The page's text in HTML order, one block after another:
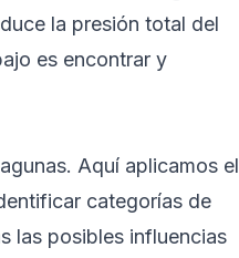
la presión total del
es encontrar y
Aquí aplicamos el
categorías de
las posibles influencias